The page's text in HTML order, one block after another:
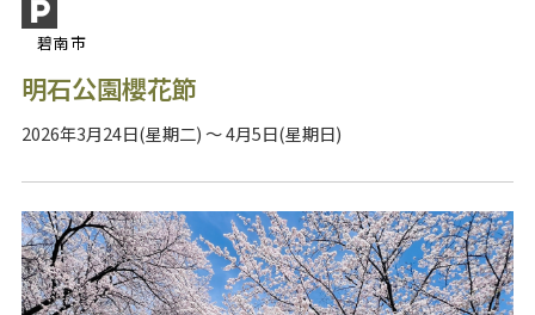
碧南市
明石公園櫻花節
2026年3月24日(星期二) ～ 4月5日(星期日)